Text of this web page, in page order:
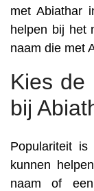
met Abiathar
helpen bij het
naam die met
Kies de
bij
Populariteit
kunnen
naam of